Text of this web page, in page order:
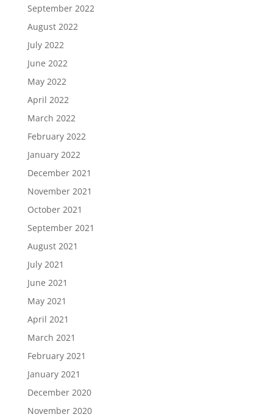
September 2022
August 2022
July 2022
June 2022
May 2022
April 2022
March 2022
February 2022
January 2022
December 2021
November 2021
October 2021
September 2021
August 2021
July 2021
June 2021
May 2021
April 2021
March 2021
February 2021
January 2021
December 2020
November 2020